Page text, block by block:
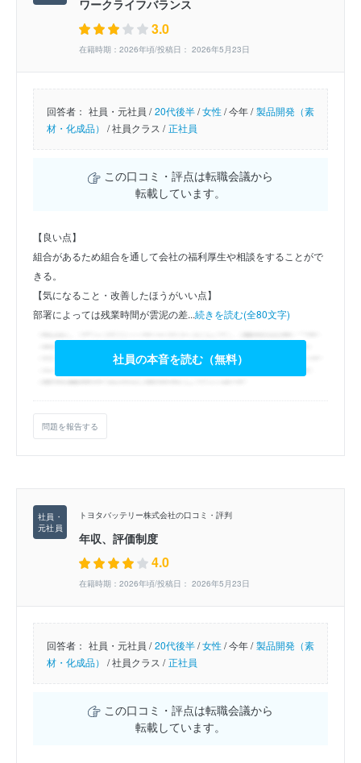
ワークライフバランス
3.0
在籍時期：2026年頃/投稿日： 2026年5月23日
回答者： 社員・元社員 / 20代後半/女性/今年 / 製品開発（素
材・化成品） /社員クラス / 正社員
この口コミ・評点は転職会議から
転載しています。
【良い点】
組合があるため組合を通して会社の福利厚生や相談をすることがで
きる。
【気になること・改善したほうがいい点】
部署によっては残業時間が雲泥の差...続きを読む(全80文字)
社員の本音を読む（無料）
問題を報告する
トヨタバッテリー株式会社の口コミ・評判
年収、評価制度
4.0
在籍時期：2026年頃/投稿日： 2026年5月23日
回答者： 社員・元社員 / 20代後半/女性/今年 / 製品開発（素
材・化成品） /社員クラス / 正社員
この口コミ・評点は転職会議から
転載しています。